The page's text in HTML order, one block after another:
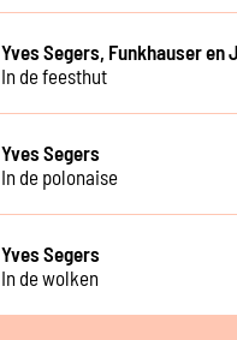
Yves Segers, Funkhauser en
In de feesthut
Yves Segers
In de polonaise
Yves Segers
In de wolken